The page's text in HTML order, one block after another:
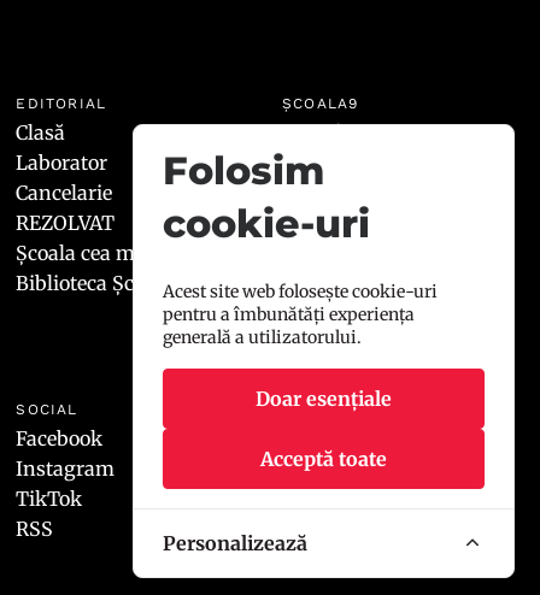
EDITORIAL
Clasă
Laborator
Cancelarie
REZOLVAT
Școala cea mai 9
Biblioteca Școala9
ȘCOALA9
Manifest
Redacția
Contact
SOCIAL
Facebook
Instagram
TikTok
RSS
LEGAL
Politica de cookies
Folosim
cookie-uri
Acest site web folosește cookie-uri
pentru a îmbunătăți experiența
generală a utilizatorului.
Doar esențiale
Acceptă toate
Personalizează